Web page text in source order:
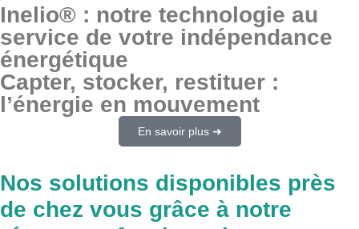
Inelio® : notre technologie au
service de votre indépendance
énergétique
Capter, stocker, restituer :
l’énergie en mouvement
En savoir plus ➜
Nos solutions disponibles près
de chez vous grâce à notre